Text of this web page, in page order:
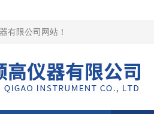
有限公司网站 ！